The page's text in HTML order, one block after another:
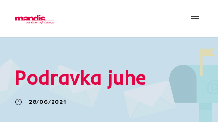
Podravka juhe
28/06/2021